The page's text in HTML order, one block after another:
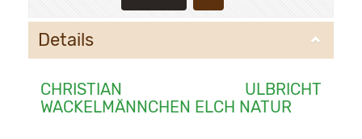
Details
CHRISTIAN ULBRICHT
WACKELMÄNNCHEN ELCH NATUR